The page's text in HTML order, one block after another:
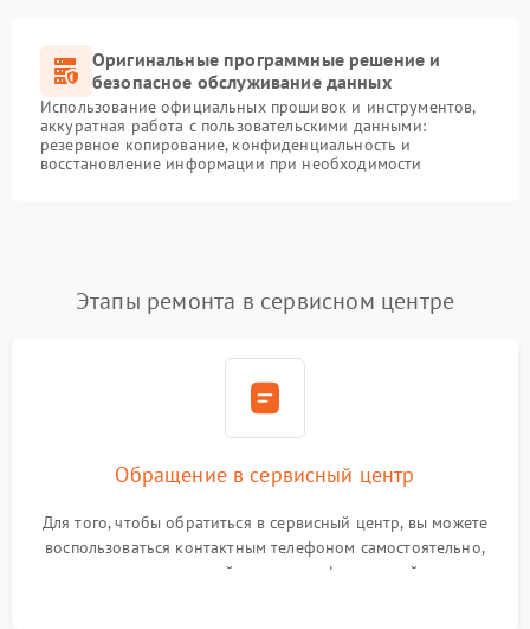
Оригинальные программные решение и
безопасное обслуживание данных
Использование официальных прошивок и инструментов,
аккуратная работа с пользовательскими данными:
резервное копирование, конфиденциальность и
восстановление информации при необходимости
Этапы ремонта в сервисном центре
Обращение в сервисный центр
Для того, чтобы обратиться в сервисный центр, вы можете
воспользоваться контактным телефоном самостоятельно,
или оставить свой номер телефона на сайте